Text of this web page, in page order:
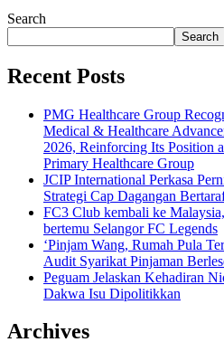
Search
Search
Recent Posts
PMG Healthcare Group
Medical & Healthcare
2026, Reinforcing Its Position
Primary Healthcare Group
JCIP International Perkasa
Strategi Cap Dagangan
FC3 Club kembali ke
bertemu Selangor FC Legends
‘Pinjam Wang, Rumah Pula
Audit Syarikat Pinjaman
Peguam Jelaskan Kehadiran
Dakwa Isu Dipolitikkan
Archives